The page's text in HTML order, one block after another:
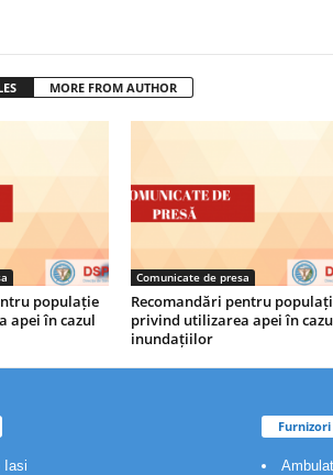
MORE FROM AUTHOR
populație
apei în cazul
Comunicate de presa
Recomandări pentru
privind utilizarea apei în
inundațiilor
Iasi